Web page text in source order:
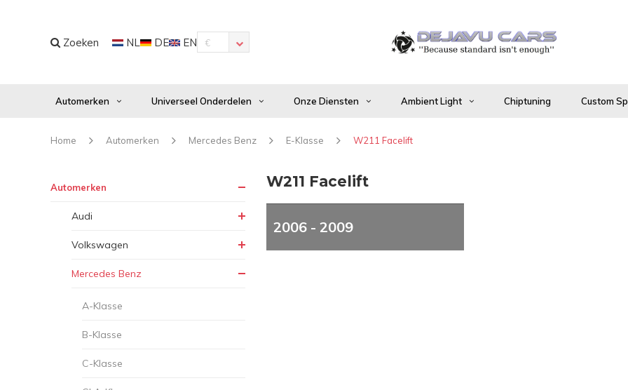
Zoeken NL DE EN €
Automerken Universeel Onderdelen Onze Diensten Ambient Light Chiptuning Custom
Home Automerken Mercedes Benz E-Klasse W211 Facelift
Automerken
Audi
Volkswagen
Mercedes Benz
A-Klasse
B-Klasse
C-Klasse
W211 Facelift
2006 - 2009